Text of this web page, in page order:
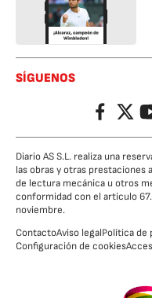
SÍGUENOS
FacebookTwitter
Diario AS S.L. realiza una
las obras y otras prestaciones
de lectura mecánica u otros
conformidad con el artículo
noviembre.
ContactoAviso legalPolítica de
Configuración de cookies